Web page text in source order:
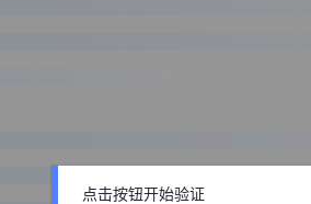
点击按钮开始验证